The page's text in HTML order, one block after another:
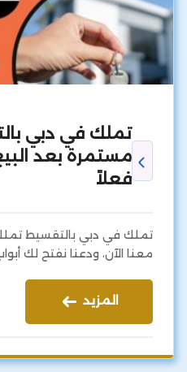
تملك في دبي
مستمرة بعد
فعلاً
تملك في دبي بالتقسيط
معنا الآن، ودعنا نفتح لك
المزيد